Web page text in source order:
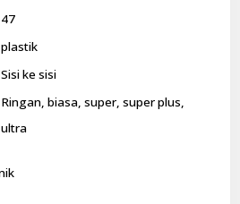
47
plastik
Sisi ke sisi
Ringan, biasa, super, super plus,
ultra